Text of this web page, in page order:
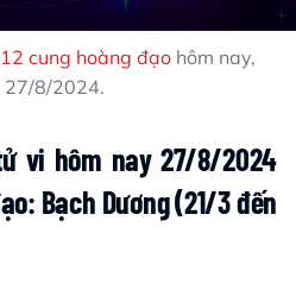
cung hoàng đạo hôm nay,
27/8/2024.
vi hôm nay 27/8/2024
Bạch Dương (21/3 đến